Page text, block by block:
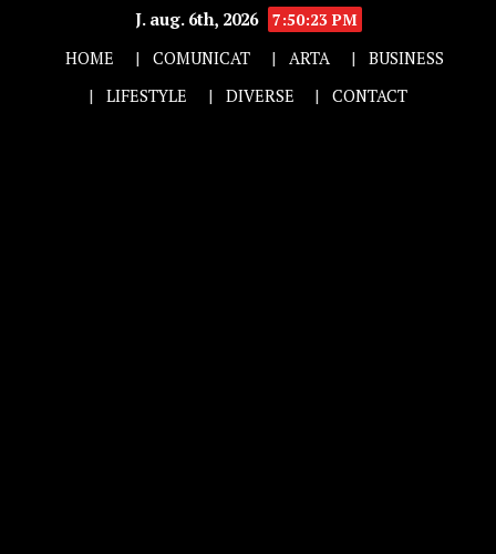
J. aug. 6th, 2026
7:50:24 PM
HOME
COMUNICAT ARTA
BUSINESS
LIFESTYLE
DIVERSE CONTACT